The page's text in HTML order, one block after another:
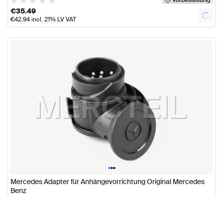
€35.49
€42.94incl. 21% LV VAT
•••
Mercedes Adapter für Anhängevorrichtung Original Mercedes
Benz